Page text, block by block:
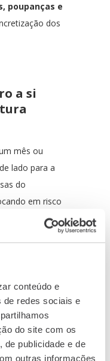
conteúdo e
de redes sociais e
do site com os
de publicidade e de
outras informações
poupanças e
dos
a si
mês ou
lado para a
do
em risco
de reforma.
de se pagar
mês, como
que tem de
poupanças